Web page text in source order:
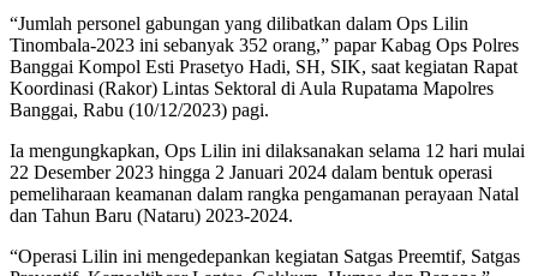
“Jumlah personel gabungan yang dilibatkan dalam Ops Lilin
Tinombala-2023 ini sebanyak 352 orang,” papar Kabag Ops Polres
Banggai Kompol Esti Prasetyo Hadi, SH, SIK, saat kegiatan Rapat
Koordinasi (Rakor) Lintas Sektoral di Aula Rupatama Mapolres
Banggai, Rabu (10/12/2023) pagi.
Ia mengungkapkan, Ops Lilin ini dilaksanakan selama 12 hari mulai
22 Desember 2023 hingga 2 Januari 2024 dalam bentuk operasi
pemeliharaan keamanan dalam rangka pengamanan perayaan Natal
dan Tahun Baru (Nataru) 2023-2024.
“Operasi Lilin ini mengedepankan kegiatan Satgas Preemtif, Satgas